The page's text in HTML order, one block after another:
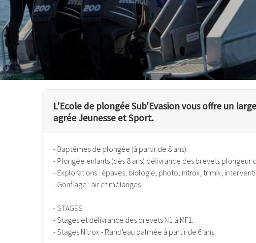
L'Ecole de plongée Sub'Evasion vous offre un
agrée Jeunesse et Sport.
- Baptêmes de plongée (à partir de 8 ans).
- Plongée enfants (dès 8 ans) délivrance des brevets plongeur
- Explorations : épaves, biologie, photo, nitrox, trimix,
- Gonflage : air et mélanges.
- STAGES :
- Stages et délivrance des brevets N1 à MF1.
- Stages Nitrox - Rand'eau palmée à partir de 6 ans.